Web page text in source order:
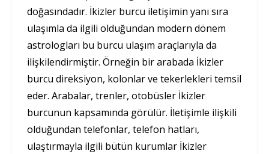
doğasındadır. İkizler burcu iletişimin yanı sıra
ulaşımla da ilgili olduğundan modern dönem
astrologları bu burcu ulaşım araçlarıyla da
ilişkilendirmiştir. Örneğin bir arabada İkizler
burcu direksiyon, kolonlar ve tekerlekleri temsil
eder. Arabalar, trenler, otobüsler İkizler
burcunun kapsamında görülür. İletişimle ilişkili
olduğundan telefonlar, telefon hatları,
ulaştırmayla ilgili bütün kurumlar İkizler